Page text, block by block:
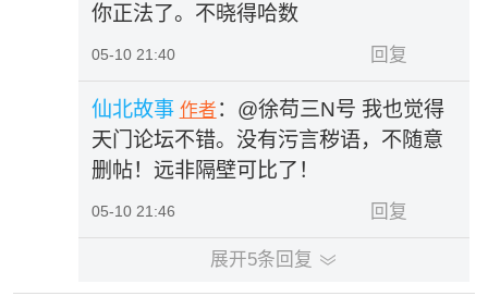
你正法了。不晓得哈数
05-10 21:40 回复
仙北故事 作者 ：@徐苟三N号 我也觉得
天门论坛不错。没有污言秽语，不随意
删帖！远非隔壁可比了！
05-10 21:46 回复
展开5条回复 